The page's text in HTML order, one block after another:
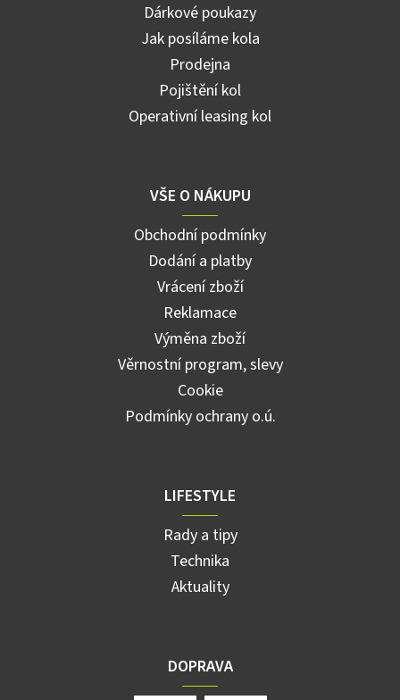
Dárkové poukazy
Jak posíláme kola
Prodejna
Pojištění kol
Operativní leasing kol
VŠE O NÁKUPU
Obchodní podmínky
Dodání a platby
Vrácení zboží
Reklamace
Výměna zboží
Věrnostní program, slevy
Cookie
Podmínky ochrany o.ú.
LIFESTYLE
Rady a tipy
Technika
Aktuality
DOPRAVA